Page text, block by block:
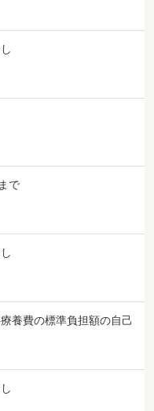
で
養費の標準負担額の自己